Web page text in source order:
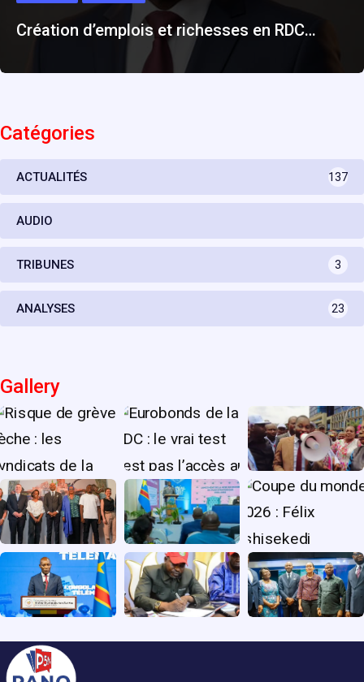
Création d’emplois et richesses en RDC…
Catégories
ACTUALITÉS 137
AUDIO
TRIBUNES 3
ANALYSES 23
Gallery